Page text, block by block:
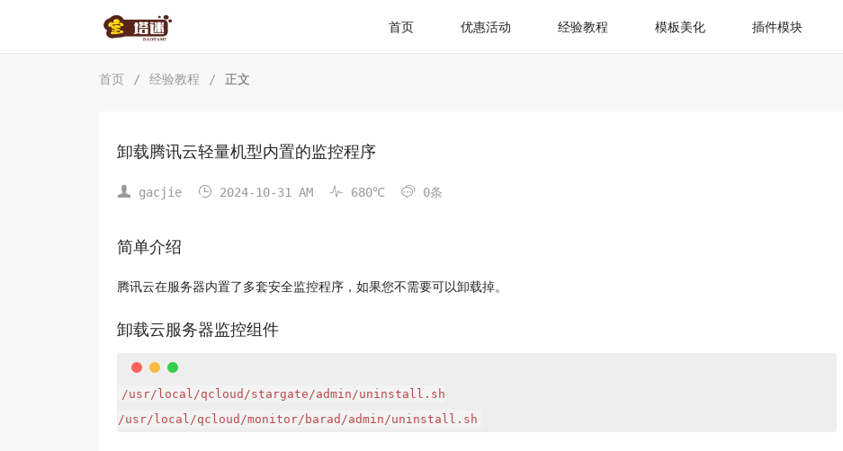
首页 优惠活动 经验教程 模板美化 插件模块
首页 / 经验教程 / 正文
卸载腾讯云轻量机型内置的监控程序
 gacjie  2024-10-31 AM  680℃  0条
简单介绍
腾讯云在服务器内置了多套安全监控程序，如果您不需要可以卸载掉。
卸载云服务器监控组件
/usr/local/qcloud/stargate/admin/uninstall.sh
/usr/local/qcloud/monitor/barad/admin/uninstall.sh